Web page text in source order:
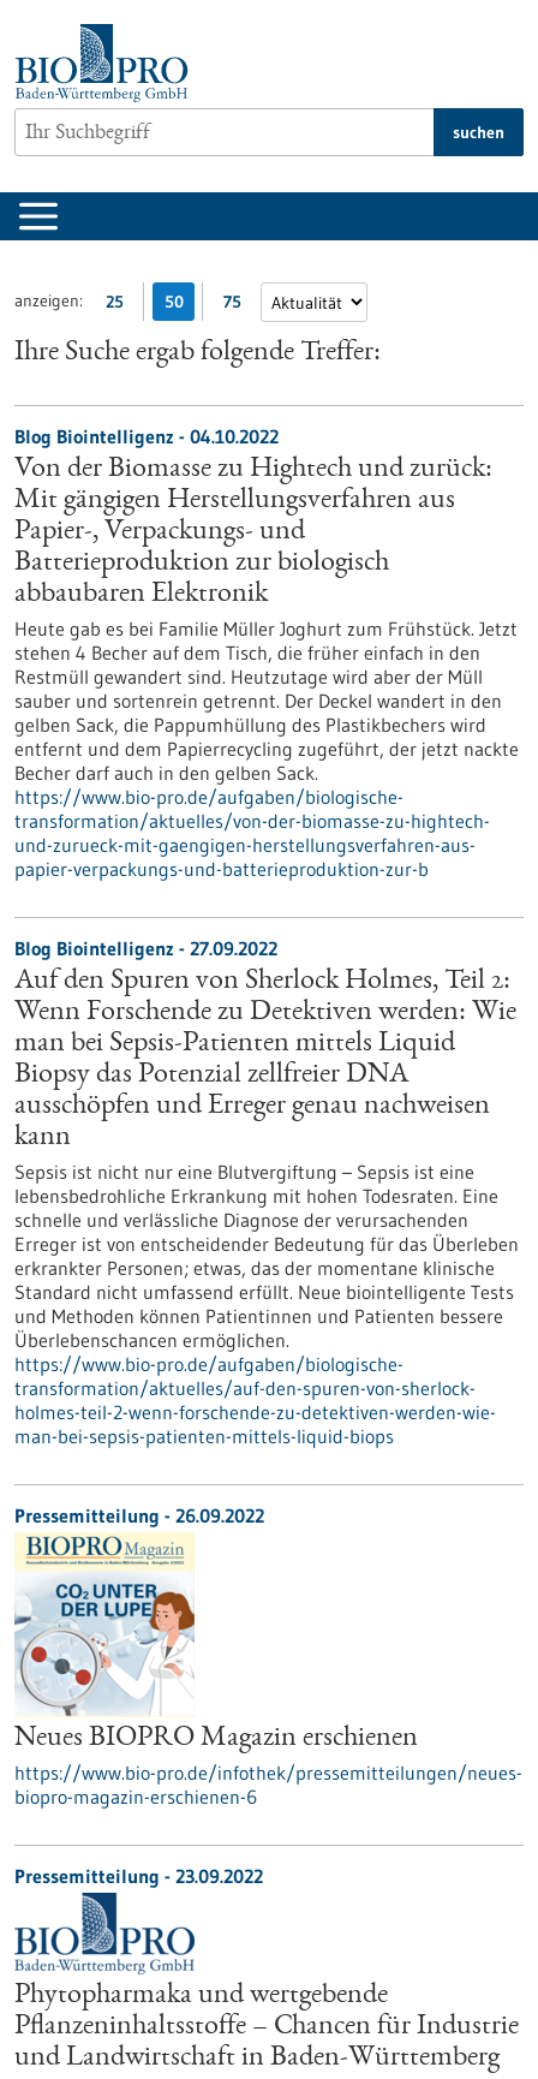
springen
suchen
anzeigen: 25 50 75
Ihre Suche ergab folgende Treffer:
Blog Biointelligenz - 04.10.2022
Von der Biomasse zu Hightech und zurück:
Mit gängigen Herstellungsverfahren aus
Papier-, Verpackungs- und
Batterieproduktion zur biologisch
abbaubaren Elektronik
Heute gab es bei Familie Müller Joghurt zum Frühstück. Jetzt
stehen 4 Becher auf dem Tisch, die früher einfach in den
Restmüll gewandert sind. Heutzutage wird aber der Müll
sauber und sortenrein getrennt. Der Deckel wandert in den
gelben Sack, die Pappumhüllung des Plastikbechers wird
entfernt und dem Papierrecycling zugeführt, der jetzt nackte
Becher darf auch in den gelben Sack.
https://www.bio-pro.de/aufgaben/biologische-
transformation/aktuelles/von-der-biomasse-zu-hightech-
und-zurueck-mit-gaengigen-herstellungsverfahren-aus-
papier-verpackungs-und-batterieproduktion-zur-b
Blog Biointelligenz - 27.09.2022
Auf den Spuren von Sherlock Holmes, Teil 2:
Wenn Forschende zu Detektiven werden: Wie
man bei Sepsis-Patienten mittels Liquid
Biopsy das Potenzial zellfreier DNA
ausschöpfen und Erreger genau nachweisen
kann
Sepsis ist nicht nur eine Blutvergiftung – Sepsis ist eine
lebensbedrohliche Erkrankung mit hohen Todesraten. Eine
schnelle und verlässliche Diagnose der verursachenden
Erreger ist von entscheidender Bedeutung für das Überleben
erkrankter Personen; etwas, das der momentane klinische
Standard nicht umfassend erfüllt. Neue biointelligente Tests
und Methoden können Patientinnen und Patienten bessere
Überlebenschancen ermöglichen.
https://www.bio-pro.de/aufgaben/biologische-
transformation/aktuelles/auf-den-spuren-von-sherlock-
holmes-teil-2-wenn-forschende-zu-detektiven-werden-wie-
man-bei-sepsis-patienten-mittels-liquid-biops
Pressemitteilung - 26.09.2022
Neues BIOPRO Magazin erschienen
https://www.bio-pro.de/infothek/pressemitteilungen/neues-
biopro-magazin-erschienen-6
Pressemitteilung - 23.09.2022
Phytopharmaka und wertgebende
Pflanzeninhaltsstoffe – Chancen für Industrie
und Landwirtschaft in Baden-Württemberg